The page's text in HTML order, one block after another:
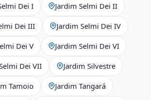
Dei I Jardim Selmi Dei II
Dei III Jardim Selmi Dei IV
Dei V Jardim Selmi Dei VI
Dei VII Jardim Silvestre
Tamoio Jardim Tangará